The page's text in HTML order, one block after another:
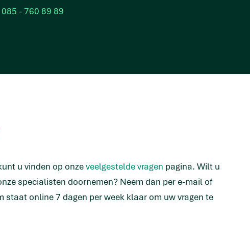
085 - 760 89 89
u vinden op onzeveelgestelde vragen pagina. Wilt u
specialisten doornemen? Neem dan per e-mail of
online 7 dagen per week klaar om uw vragen te